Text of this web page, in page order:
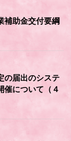
補助金交付要綱
の届出のシステ
催について（４